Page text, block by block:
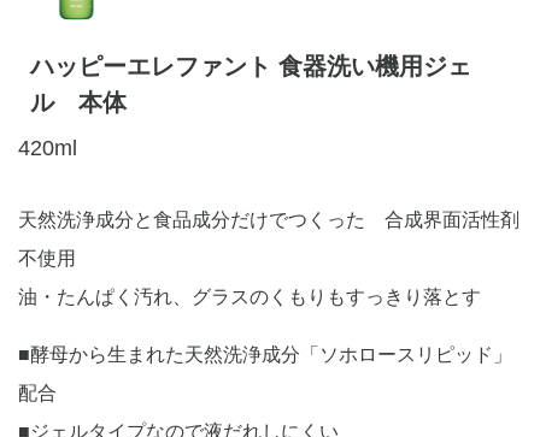
ハッピーエレファント 食器洗い機用ジェ
ル 本体
420ml
天然洗浄成分と食品成分だけでつくった 合成界面活性剤
不使用
油・たんぱく汚れ、グラスのくもりもすっきり落とす
■酵母から生まれた天然洗浄成分「ソホロースリピッド」
配合
■ジェルタイプなので液だれしにくい